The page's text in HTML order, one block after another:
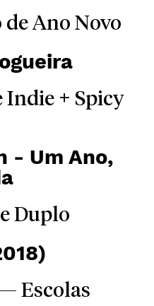
Ano Novo
Indie + Spicy
- Um Ano,
Duplo
Escolas